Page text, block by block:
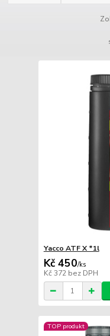
Yacco ATF X *1l
Kč 450/ks
Kč 372 bez DPH
TOP produkt